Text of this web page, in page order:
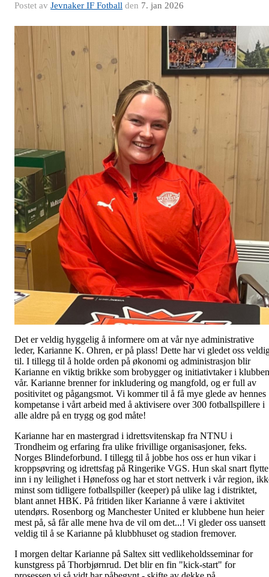
Postet av Jevnaker IF Fotball den 7. jan 2026
Det er veldig hyggelig å informere om at vår nye administrative
leder, Karianne K. Ohren, er på plass! Dette har vi gledet oss
til. I tillegg til å holde orden på økonomi og administrasjon blir
Karianne en viktig brikke som brobygger og initiativtaker i klubben
vår. Karianne brenner for inkludering og mangfold, og er full av
positivitet og pågangsmot. Vi kommer til å få mye glede av hennes
kompetanse i vårt arbeid med å aktivisere over 300 fotballspillere i
alle aldre på en trygg og god måte!
Karianne har en mastergrad i idrettsvitenskap fra NTNU i
Trondheim og erfaring fra ulike frivillige organisasjoner, feks.
Norges Blindeforbund. I tillegg til å jobbe hos oss er hun vikar i
kroppsøvring og idrettsfag på Ringerike VGS. Hun skal snart flytte
inn i ny leilighet i Hønefoss og har et stort nettverk i vår region,
minst som tidligere fotballspiller (keeper) på ulike lag i distriktet,
blant annet HBK. På fritiden liker Karianne å være i aktivitet
utendørs. Rosenborg og Manchester United er klubbene hun heier
mest på, så får alle mene hva de vil om det...! Vi gleder oss uansett
veldig til å se Karianne på klubbhuset og stadion fremover.
I morgen deltar Karianne på Saltex sitt vedlikeholdsseminar for
kunstgress på Thorbjørnrud. Det blir en fin "kick-start" for